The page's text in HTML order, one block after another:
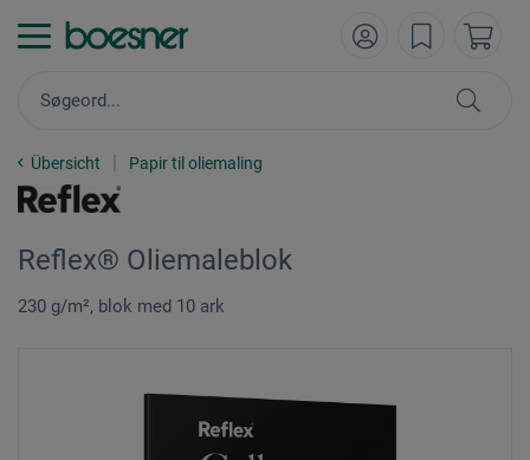
Übersicht Papir til oliemaling
Reflex® Oliemaleblok
230 g/m², blok med 10 ark